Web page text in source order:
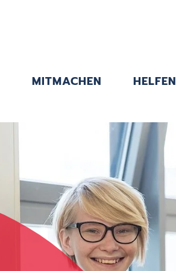
MITMACHEN HELFEN